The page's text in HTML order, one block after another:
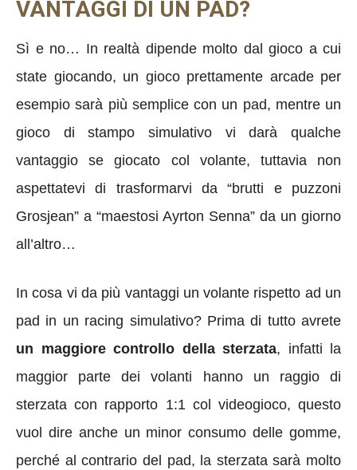
VANTAGGI DI UN PAD?
Sì e no… In realtà dipende molto dal gioco a cui
state giocando, un gioco prettamente arcade per
esempio sarà più semplice con un pad, mentre un
gioco di stampo simulativo vi darà qualche
vantaggio se giocato col volante, tuttavia non
aspettatevi di trasformarvi da “brutti e puzzoni
Grosjean” a “maestosi Ayrton Senna” da un giorno
all’altro…
In cosa vi da più vantaggi un volante rispetto ad un
pad in un racing simulativo? Prima di tutto avrete
un maggiore controllo della sterzata, infatti la
maggior parte dei volanti hanno un raggio di
sterzata con rapporto 1:1 col videogioco, questo
vuol dire anche un minor consumo delle gomme,
perché al contrario del pad, la sterzata sarà molto